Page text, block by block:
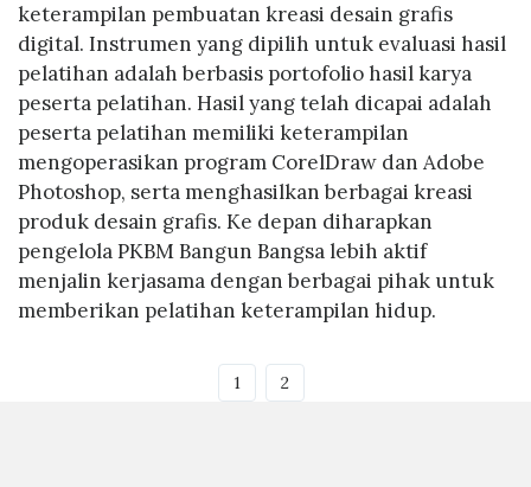
keterampilan pembuatan kreasi desain grafis
digital. Instrumen yang dipilih untuk evaluasi hasil
pelatihan adalah berbasis portofolio hasil karya
peserta pelatihan. Hasil yang telah dicapai adalah
peserta pelatihan memiliki keterampilan
mengoperasikan program CorelDraw dan Adobe
Photoshop, serta menghasilkan berbagai kreasi
produk desain grafis. Ke depan diharapkan
pengelola PKBM Bangun Bangsa lebih aktif
menjalin kerjasama dengan berbagai pihak untuk
memberikan pelatihan keterampilan hidup.
1 2